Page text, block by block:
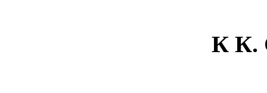
К К.